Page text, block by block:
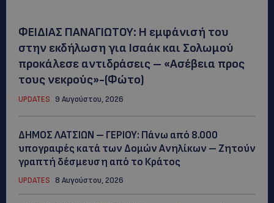
ΦΕΙΔΙΑΣ ΠΑΝΑΓΙΩΤΟΥ: Η εμφάνισή του
στην εκδήλωση για Ισαάκ και Σολωμού
προκάλεσε αντιδράσεις – «Ασέβεια προς
τους νεκρούς»-(Φώτο)
UPDATES 9 Αυγούστου, 2026
ΔΗΜΟΣ ΛΑΤΣΙΩΝ – ΓΕΡΙΟΥ: Πάνω από 8.000
υπογραφές κατά των Δομών Ανηλίκων – Ζητούν
γραπτή δέσμευση από το Κράτος
UPDATES 8 Αυγούστου, 2026